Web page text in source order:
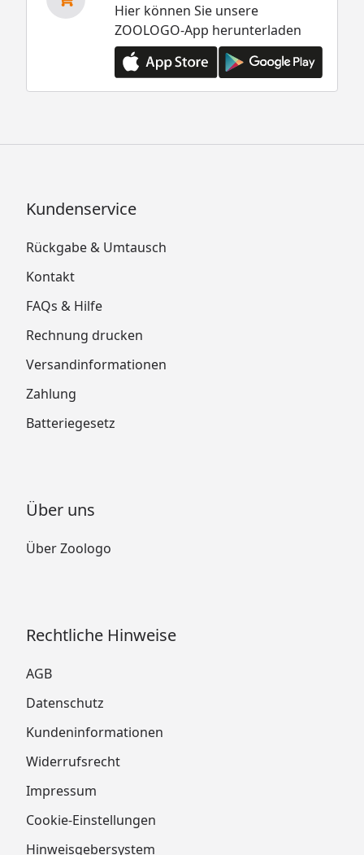
Hier können Sie unsere
ZOOLOGO-App herunterladen
Kundenservice
Rückgabe & Umtausch
Kontakt
FAQs & Hilfe
Rechnung drucken
Versandinformationen
Zahlung
Batteriegesetz
Über uns
Über Zoologo
Rechtliche Hinweise
AGB
Datenschutz
Kundeninformationen
Widerrufsrecht
Impressum
Cookie-Einstellungen
Hinweisgebersystem